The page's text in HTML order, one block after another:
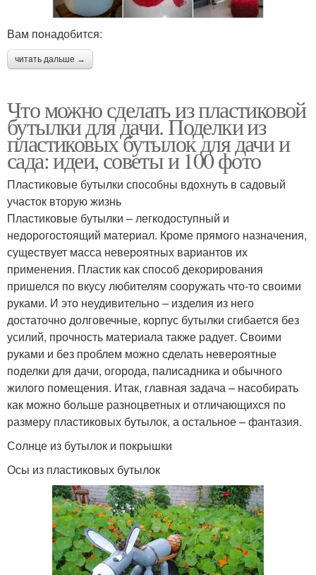
Вам понадобится:
читать дальше →
Что можно сделать из пластиковой
бутылки для дачи. Поделки из
пластиковых бутылок для дачи и
сада: идеи, советы и 100 фото
Пластиковые бутылки способны вдохнуть в садовый
участок вторую жизнь
Пластиковые бутылки – легкодоступный и
недорогостоящий материал. Кроме прямого назначения,
существует масса невероятных вариантов их
применения. Пластик как способ декорирования
пришелся по вкусу любителям сооружать что-то своими
руками. И это неудивительно – изделия из него
достаточно долговечные, корпус бутылки сгибается без
усилий, прочность материала также радует. Своими
руками и без проблем можно сделать невероятные
поделки для дачи, огорода, палисадника и обычного
жилого помещения. Итак, главная задача – насобирать
как можно больше разноцветных и отличающихся по
размеру пластиковых бутылок, а остальное – фантазия.
Солнце из бутылок и покрышки
Осы из пластиковых бутылок